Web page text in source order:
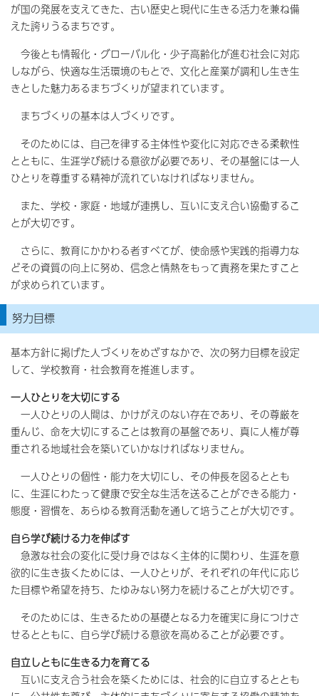
が国の発展を支えてきた、古い歴史と現代に生きる活力を兼ね備
えた誇りうるまちです。
今後とも情報化・グローバル化・少子高齢化が進む社会に対応
しながら、快適な生活環境のもとで、文化と産業が調和し生き生
きとした魅力あるまちづくりが望まれています。
まちづくりの基本は人づくりです。
そのためには、自己を律する主体性や変化に対応できる柔軟性
とともに、生涯学び続ける意欲が必要であり、その基盤には一人
ひとりを尊重する精神が流れていなければなりません。
また、学校・家庭・地域が連携し、互いに支え合い協働するこ
とが大切です。
さらに、教育にかかわる者すべてが、使命感や実践的指導力な
どその資質の向上に努め、信念と情熱をもって責務を果たすこと
が求められています。
努力目標
基本方針に掲げた人づくりをめざすなかで、次の努力目標を設定
して、学校教育・社会教育を推進します。
一人ひとりを大切にする
一人ひとりの人間は、かけがえのない存在であり、その尊厳を
重んじ、命を大切にすることは教育の基盤であり、真に人権が尊
重される地域社会を築いていかなければなりません。
一人ひとりの個性・能力を大切にし、その伸長を図るととも
に、生涯にわたって健康で安全な生活を送ることができる能力・
態度・習慣を、あらゆる教育活動を通して培うことが大切です。
自ら学び続ける力を伸ばす
急激な社会の変化に受け身ではなく主体的に関わり、生涯を意
欲的に生き抜くためには、一人ひとりが、それぞれの年代に応じ
た目標や希望を持ち、たゆみない努力を続けることが大切です。
そのためには、生きるための基礎となる力を確実に身につけさ
せるとともに、自ら学び続ける意欲を高めることが必要です。
自立しともに生きる力を育てる
互いに支え合う社会を築くためには、社会的に自立するととも